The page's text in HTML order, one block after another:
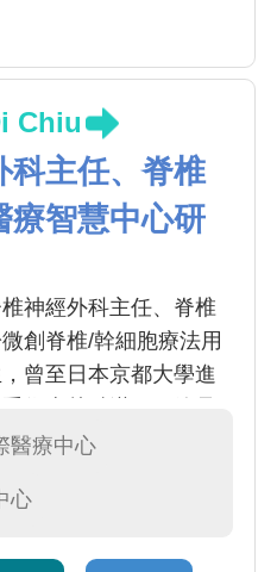
Chiu
科主任、脊椎
療智慧中心研
神經外科主任、脊椎
創脊椎/幹細胞療法用
曾至日本京都大學進
術、脊椎腫瘤手術都
究耕耘多年。
醫療中心
心